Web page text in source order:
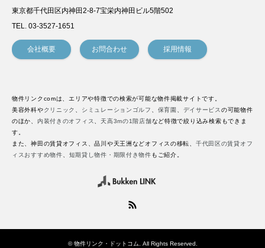
東京都千代田区内神田2-8-7宝栄内神田ビル5階502
TEL. 03-3527-1651
会社概要 お問合わせ 採用情報
物件リンクcomは、エリアや特徴での検索が可能な物件掲載サイトです。
美容外科やクリニック シミュレーションゴルフ 保育園 デイサービス の可能物件
のほか、
内装付きのオフィス 、天高3mの1階店舗など特徴で絞り込み検索もできま
す。
また、神田の賃貸オフィス、品川や天王洲などオフィスの移転、 千代田区の賃貸オフ
ィスおすすめ物件
短期貸し物件・期限付き物件 もご紹介。
©物件リンク・ドットコム . All Rights Reserved.